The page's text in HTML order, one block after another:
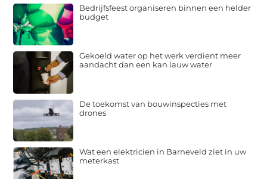
Bedrijfsfeest organiseren binnen een helder
budget
Gekoeld water op het werk verdient meer
aandacht dan een kan lauw water
De toekomst van bouwinspecties met
drones
Wat een elektricien in Barneveld ziet in uw
meterkast